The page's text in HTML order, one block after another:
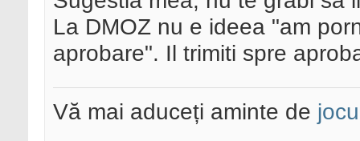
La DMOZ nu e ideea "am
aprobare". Il trimiti spre
Vă mai aduceți aminte de